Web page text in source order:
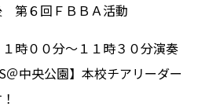
第６回ＦＢＢＡ活動
時００分～１１時３０分演奏
＠中央公園】本校チアリーダー